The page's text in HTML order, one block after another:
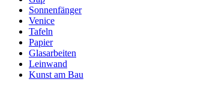
Sonnenfänger
Venice
Tafeln
Papier
Glasarbeiten
Leinwand
Kunst am Bau